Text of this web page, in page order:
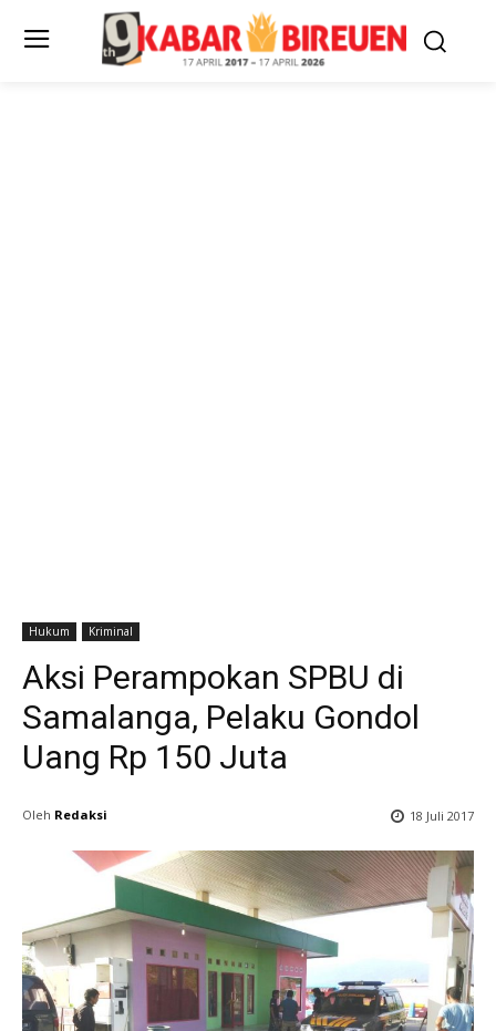
Hukum Kriminal
Aksi Perampokan SPBU di
Samalanga, Pelaku Gondol
Uang Rp 150 Juta
Oleh Redaksi 18 Juli 2017